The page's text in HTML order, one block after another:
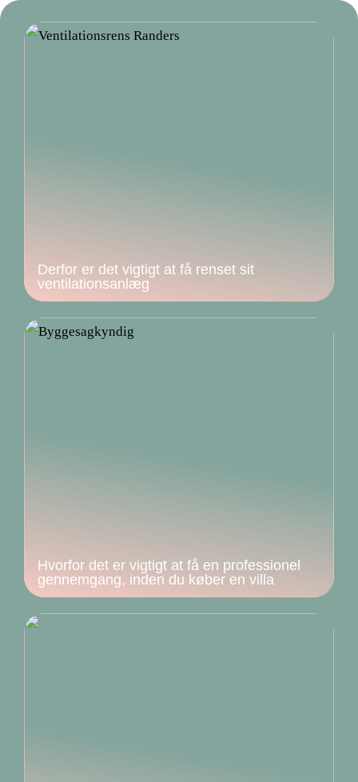
Derfor er det vigtigt at få renset sit
ventilationsanlæg
Hvorfor det er vigtigt at få en professionel
gennemgang, inden du køber en villa